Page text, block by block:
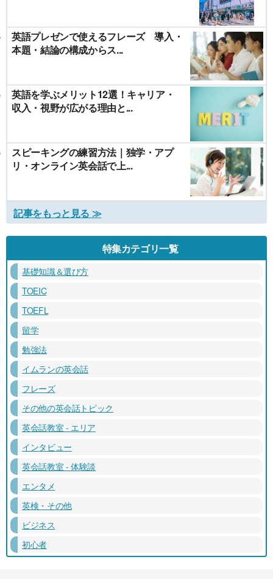
英語プレゼンで使えるフレーズ 導入・
本題・結論の構成からス...
英語を学ぶメリット12選！キャリア・
収入・視野が広がる理由と...
スピーキングの練習方法｜独学・アプ
リ・オンライン英会話で上...
記事をもっと見る ≫
特集カテゴリ一覧
基礎知識＆選び方
TOEIC
TOEFL
留学
勉強法
イムランの英会話
フレーズ
その他の英会話トピック
英会話教室 - エリア
インタビュー
英会話教室 - 体験談
エンタメ
英検・その他
ビジネス
初心者